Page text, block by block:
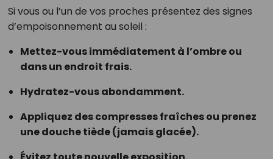
Si vous ou l’un de vos proches présentez des signes
d’empoisonnement au soleil :
Mettez-vous immédiatement à l’ombre ou
dans un endroit frais.
Hydratez-vous abondamment.
Appliquez des compresses fraîches ou prenez
une douche tiède (jamais glacée).